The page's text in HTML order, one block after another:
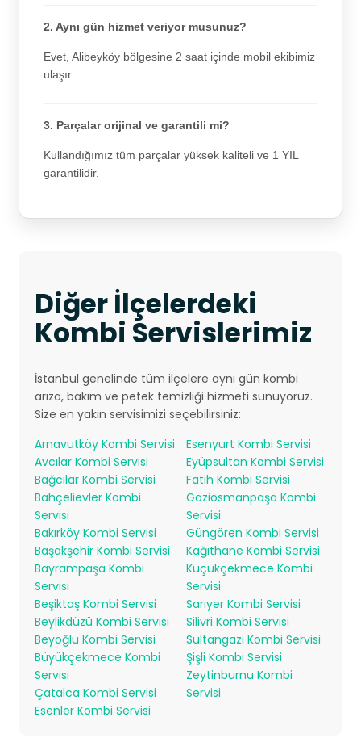
2. Aynı gün hizmet veriyor musunuz?
Evet, Alibeyköy bölgesine 2 saat içinde mobil ekibimiz
ulaşır.
3. Parçalar orijinal ve garantili mi?
Kullandığımız tüm parçalar yüksek kaliteli ve 1 YIL
garantilidir.
Diğer İlçelerdeki
Kombi Servislerimiz
İstanbul genelinde tüm ilçelere aynı gün kombi
arıza, bakım ve petek temizliği hizmeti sunuyoruz.
Size en yakın servisimizi seçebilirsiniz:
Arnavutköy Kombi Servisi
Avcılar Kombi Servisi
Bağcılar Kombi Servisi
Bahçelievler Kombi
Servisi
Bakırköy Kombi Servisi
Başakşehir Kombi Servisi
Bayrampaşa Kombi
Servisi
Beşiktaş Kombi Servisi
Beylikdüzü Kombi Servisi
Beyoğlu Kombi Servisi
Büyükçekmece Kombi
Servisi
Çatalca Kombi Servisi
Esenler Kombi Servisi
Esenyurt Kombi Servisi
Eyüpsultan Kombi Servisi
Fatih Kombi Servisi
Gaziosmanpaşa Kombi
Servisi
Güngören Kombi Servisi
Kağıthane Kombi Servisi
Küçükçekmece Kombi
Servisi
Sarıyer Kombi Servisi
Silivri Kombi Servisi
Sultangazi Kombi Servisi
Şişli Kombi Servisi
Zeytinburnu Kombi
Servisi